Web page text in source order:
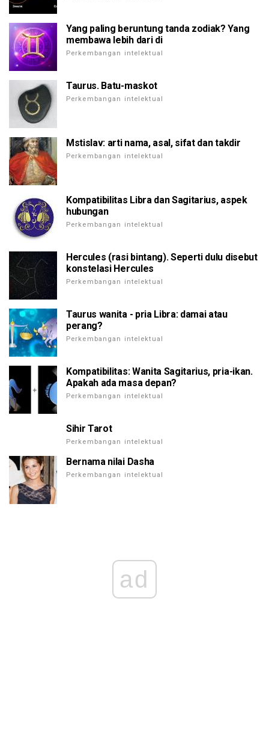
Yang paling beruntung tanda zodiak? Yang
membawa lebih dari di
Perkembangan intelektual
Taurus. Batu-maskot
Perkembangan intelektual
Mstislav: arti nama, asal, sifat dan takdir
Perkembangan intelektual
Kompatibilitas Libra dan Sagitarius, aspek
hubungan
Perkembangan intelektual
Hercules (rasi bintang). Seperti dulu disebut
konstelasi Hercules
Perkembangan intelektual
Taurus wanita - pria Libra: damai atau
perang?
Perkembangan intelektual
Kompatibilitas: Wanita Sagitarius, pria-ikan.
Apakah ada masa depan?
Perkembangan intelektual
Sihir Tarot
Perkembangan intelektual
Bernama nilai Dasha
Perkembangan intelektual
ad